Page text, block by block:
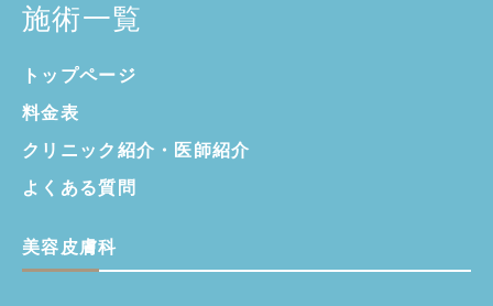
施術一覧
トップページ
料金表
クリニック紹介・ 医師紹介
よくある質問
美容皮膚科